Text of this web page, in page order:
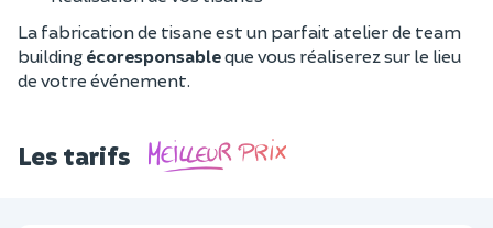
La fabrication de tisane est un parfait atelier de team
building écoresponsableque vous réaliserez sur le lieu
de votre événement.
Les tarifs